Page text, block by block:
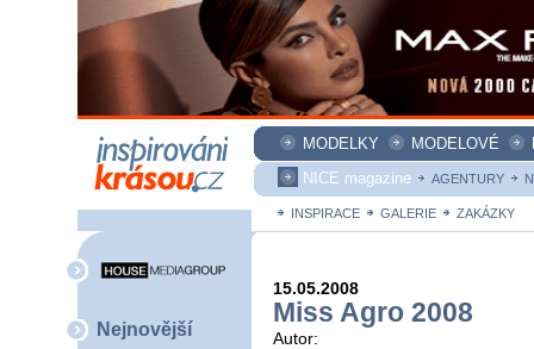
MODELKY MODELOVÉ
NICE magazine
AGENTURY
INSPIRACE GALERIE ZAKÁZKY
Nejnovější
15.05.2008
Miss Agro 2008
Autor: